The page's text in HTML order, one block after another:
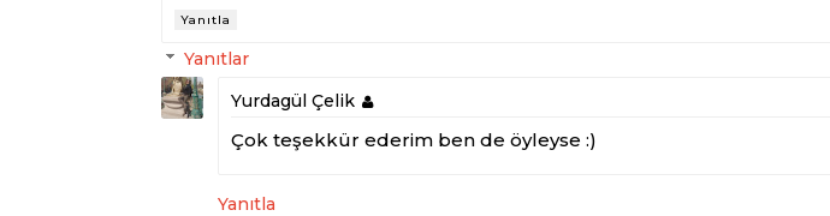
Yanıtla
Yanıtlar
Yurdagül Çelik
Çok teşekkür ederim ben de öyleyse :)
Yanıtla